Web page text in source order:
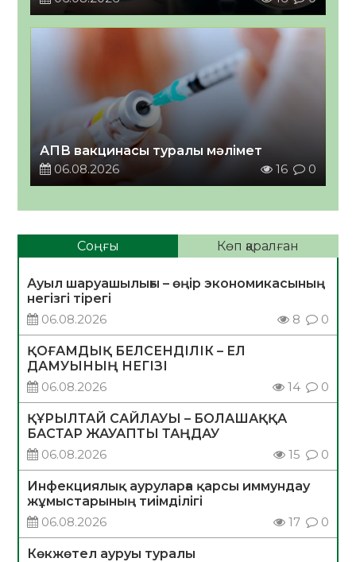
АПВ вакцинасы туралы мәлімет
06.08.2026
16 0
Соңғы Көп қаралған
Ауыл шаруашылығы – өңір экономикасының
негізгі тірегі
06.08.2026
8 0
ҚОҒАМДЫҚ БЕЛСЕНДІЛІК – ЕЛ
ДАМУЫНЫҢ НЕГІЗІ
06.08.2026
14 0
ҚҰРЫЛТАЙ САЙЛАУЫ – БОЛАШАҚҚА
БАСТАР ЖАУАПТЫ ТАҢДАУ
06.08.2026
15 0
Инфекциялық ауруларға қарсы иммундау
жұмыстарының тиімділігі
06.08.2026
17 0
Көкжөтел ауруы туралы